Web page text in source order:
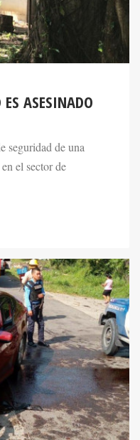
ASESINADO
seguridad de una
el sector de